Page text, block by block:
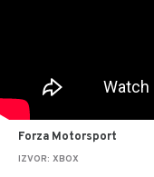
Forza Motorsport
IZVOR: XBOX